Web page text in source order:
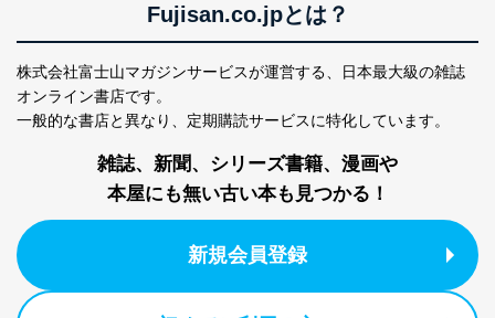
Fujisan.co.jpとは？
株式会社富士山マガジンサービスが運営する、
日本最大級の雑誌
オンライン書店です。
一般的な書店と異なり、 定期購読サービスに特化しています。
雑誌、新聞、シリーズ書籍、漫画や
本屋にも無い古い本も見つかる！
新規会員登録